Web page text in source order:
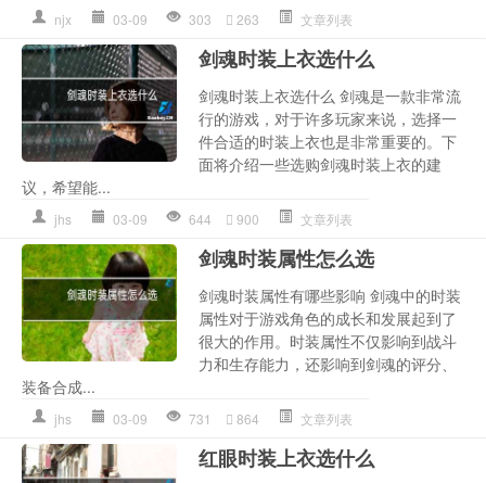
njx 03-09 303 263 文章列表
剑魂时装上衣选什么
剑魂时装上衣选什么 剑魂是一款非常流
行的游戏，对于许多玩家来说，选择一
件合适的时装上衣也是非常重要的。下
面将介绍一些选购剑魂时装上衣的建
议，希望能...
jhs 03-09 644 900 文章列表
剑魂时装属性怎么选
剑魂时装属性有哪些影响 剑魂中的时装
属性对于游戏角色的成长和发展起到了
很大的作用。时装属性不仅影响到战斗
力和生存能力，还影响到剑魂的评分、
装备合成...
jhs 03-09 731 864 文章列表
红眼时装上衣选什么